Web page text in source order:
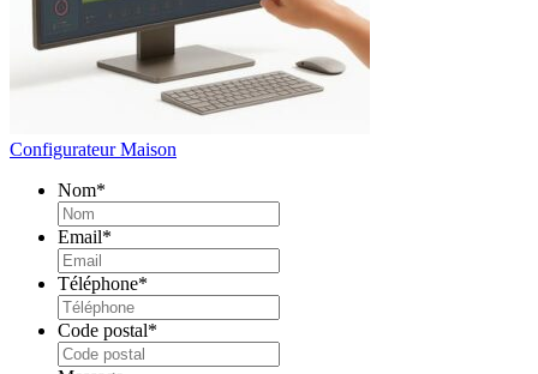
Configurateur Maison
Nom*
Email*
Téléphone*
Code postal*